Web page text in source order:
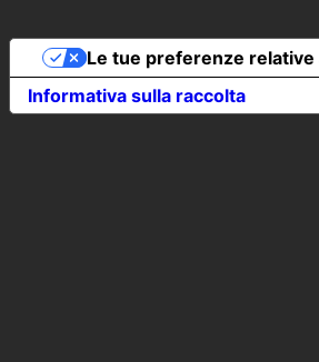
Informativa sulla raccolta
Le tue preferenze relative